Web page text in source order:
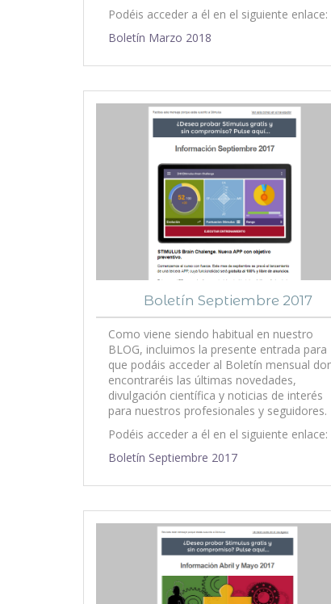
Podéis acceder a él en el siguiente enlace:
Boletín Marzo 2018
Boletín Septiembre 2017
Como viene siendo habitual en nuestro
BLOG, incluimos la presente entrada para
que podáis acceder al Boletín mensual
encontraréis las últimas novedades,
divulgación científica y noticias de interés
para nuestros profesionales y seguidores.
Podéis acceder a él en el siguiente enlace:
Boletín Septiembre 2017